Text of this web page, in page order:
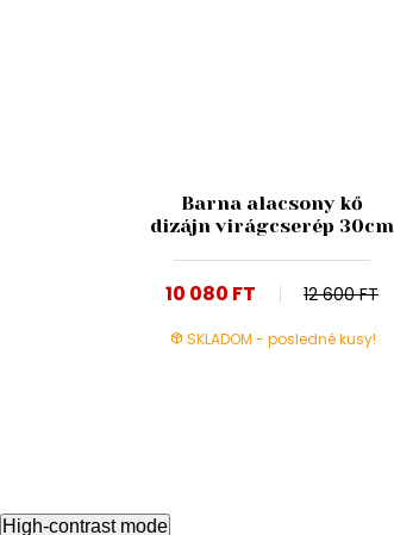
Barna alacsony kő
dizájn virágcserép 30cm
10 080 FT 12 600 FT
SKLADOM - posledné kusy!
High-contrast mode